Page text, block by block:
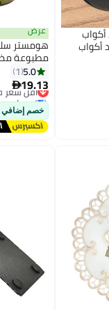
هومستر سلاحف كوستر، 3D
مضحكة شاي كوسترز مع
التفاعلي، حامل كأس
معزول مشروب حصيرة
والنبيذ، ديكور
المطبخ
مجاني
30 يوم
%15